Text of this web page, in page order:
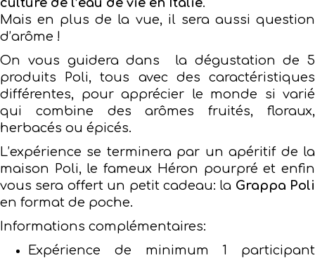
Mais en plus de la vue, il sera aussi question
d’arôme !
On vous guidera dans la dégustation de 5
produits Poli, tous avec des caractéristiques
différentes, pour apprécier le monde si varié
qui combine des arômes fruités, floraux,
herbacés ou épicés.
L’expérience se terminera par un apéritif de la
maison Poli, le fameux Héron pourpré et enfin
vous sera offert un petit cadeau: la Grappa Poli
en format de poche.
Informations complémentaires:
Expérience de minimum 1 participant